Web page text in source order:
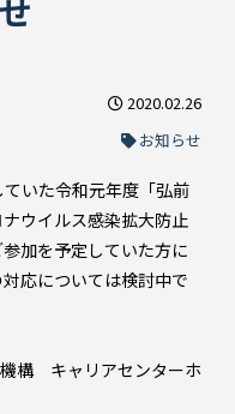
2020.02.26
お知らせ
いた令和元年度「弘前
ウイルス感染拡大防止
加を予定していた方に
応については検討中で
機構 キャリアセンターホ